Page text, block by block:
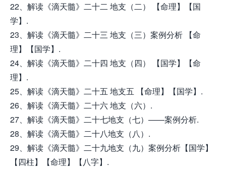
22、解读《滴天髓》二十二 地支（二） 【命理】【国
学】.
23、解读《滴天髓》二十三 地支（三）案例分析 【命
理】【国学】.
24、解读《滴天髓》二十四 地支（四） 【国学】【命
理】.
25、解读《滴天髓》二十五 地支五 【命理】【国学】.
26、解读《滴天髓》二十六 地支（六）.
27、解读《滴天髓》二十七地支（七）——案例分析.
28、解读《滴天髓》二十八地支（八）.
29、解读《滴天髓》二十九地支（九）案例分析【国学】
【四柱】【命理】【八字】.